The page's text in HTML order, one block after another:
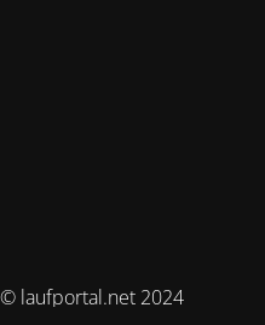
© laufportal.net 2024